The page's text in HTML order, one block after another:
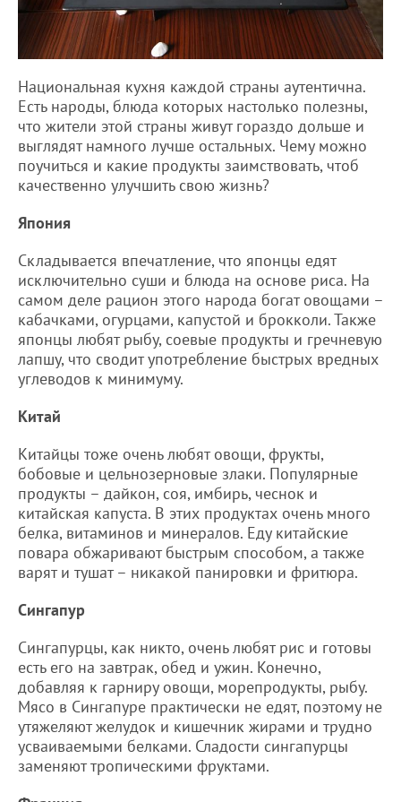
Национальная кухня каждой страны аутентична.
Есть народы, блюда которых настолько полезны,
что жители этой страны живут гораздо дольше и
выглядят намного лучше остальных. Чему можно
поучиться и какие продукты заимствовать, чтоб
качественно улучшить свою жизнь?
Япония
Складывается впечатление, что японцы едят
исключительно суши и блюда на основе риса. На
самом деле рацион этого народа богат овощами –
кабачками, огурцами, капустой и брокколи. Также
японцы любят рыбу, соевые продукты и гречневую
лапшу, что сводит употребление быстрых вредных
углеводов к минимуму.
Китай
Китайцы тоже очень любят овощи, фрукты,
бобовые и цельнозерновые злаки. Популярные
продукты – дайкон, соя, имбирь, чеснок и
китайская капуста. В этих продуктах очень много
белка, витаминов и минералов. Еду китайские
повара обжаривают быстрым способом, а также
варят и тушат – никакой панировки и фритюра.
Сингапур
Сингапурцы, как никто, очень любят рис и готовы
есть его на завтрак, обед и ужин. Конечно,
добавляя к гарниру овощи, морепродукты, рыбу.
Мясо в Сингапуре практически не едят, поэтому не
утяжеляют желудок и кишечник жирами и трудно
усваиваемыми белками. Сладости сингапурцы
заменяют тропическими фруктами.